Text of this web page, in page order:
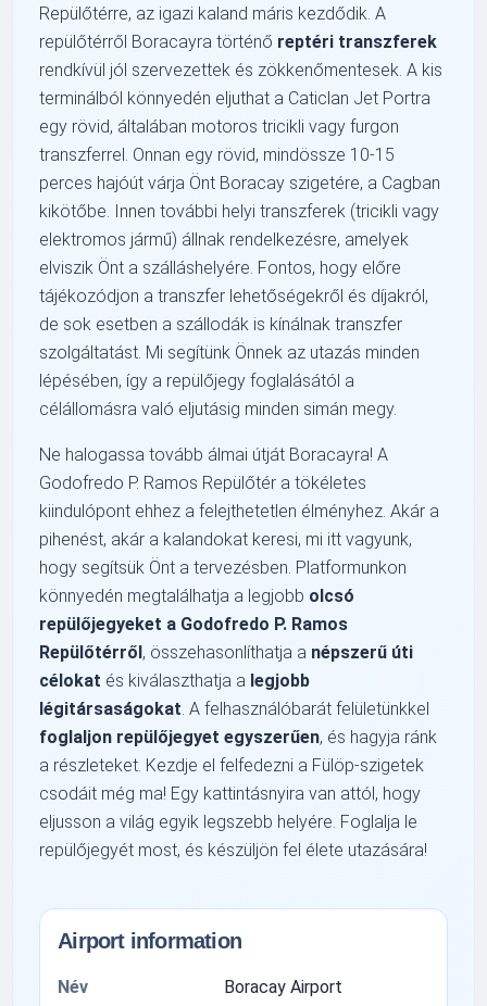
Repülőtérre, az igazi kaland máris kezdődik. A
repülőtérről Boracayra történő reptéri transzferek
rendkívül jól szervezettek és zökkenőmentesek. A kis
terminálból könnyedén eljuthat a Caticlan Jet Portra
egy rövid, általában motoros tricikli vagy furgon
transzferrel. Onnan egy rövid, mindössze 10-15
perces hajóút várja Önt Boracay szigetére, a Cagban
kikötőbe. Innen további helyi transzferek (tricikli vagy
elektromos jármű) állnak rendelkezésre, amelyek
elviszik Önt a szálláshelyére. Fontos, hogy előre
tájékozódjon a transzfer lehetőségekről és díjakról,
de sok esetben a szállodák is kínálnak transzfer
szolgáltatást. Mi segítünk Önnek az utazás minden
lépésében, így a repülőjegy foglalásától a
célállomásra való eljutásig minden simán megy.
Ne halogassa tovább álmai útját Boracayra! A
Godofredo P. Ramos Repülőtér a tökéletes
kiindulópont ehhez a felejthetetlen élményhez. Akár a
pihenést, akár a kalandokat keresi, mi itt vagyunk,
hogy segítsük Önt a tervezésben. Platformunkon
könnyedén megtalálhatja a legjobb olcsó
repülőjegyeket a Godofredo P. Ramos
Repülőtérről, összehasonlíthatja a népszerű úti
célokat és kiválaszthatja a legjobb
légitársaságokat . A felhasználóbarát felületünkkel
foglaljon repülőjegyet egyszerűen, és hagyja ránk
a részleteket. Kezdje el felfedezni a Fülöp-szigetek
csodáit még ma! Egy kattintásnyira van attól, hogy
eljusson a világ egyik legszebb helyére. Foglalja le
repülőjegyét most, és készüljön fel élete utazására!
Airport information
Név
Boracay Airport